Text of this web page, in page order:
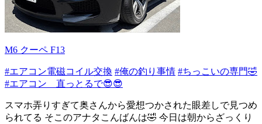
M6 クーペ F13
#エアコン電磁コイル交換 #俺の釣り事情 #ちっこいの専門🤣
#エアコン 直っとるで😎😎
スマホ弄りすぎて奥さんから愛想つかされた眼差しで見つめ
られてる そこのアナタこんばんは🤣 今日は朝からざっくり